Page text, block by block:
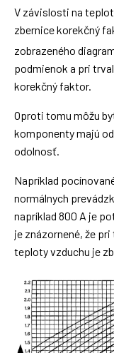
V závislosti na
zbernice korekčný
zobrazeného
podmienok a pri
korekčný faktor.
Oproti tomu môžu
komponenty majú
odolnosť.
Napríklad
normálnych
napríklad 800 A je
je znázornené, že
teploty vzduchu je